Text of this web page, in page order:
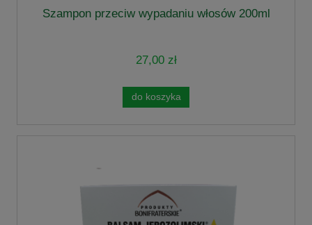
Szampon przeciw wypadaniu włosów 200ml
27,00 zł
do koszyka